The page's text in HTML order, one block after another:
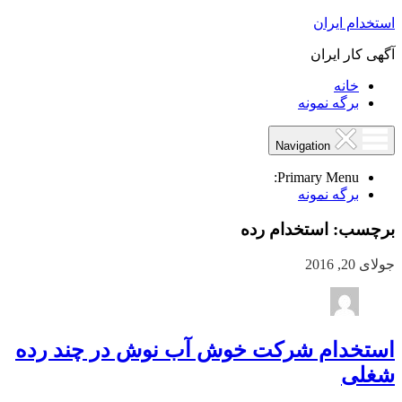
استخدام ایران
آگهی کار ایران
خانه
برگه نمونه
Primary Menu:
برگه نمونه
برچسب: استخدام رده
جولای 20, 2016
استخدام شرکت خوش آب نوش در چند رده
شغلی